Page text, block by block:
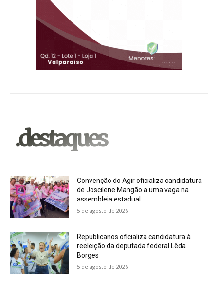
.destaques
Convenção do Agir oficializa candidatura
de Joscilene Mangão a uma vaga na
assembleia estadual
5 de agosto de 2026
Republicanos oficializa candidatura à
reeleição da deputada federal Lêda
Borges
5 de agosto de 2026